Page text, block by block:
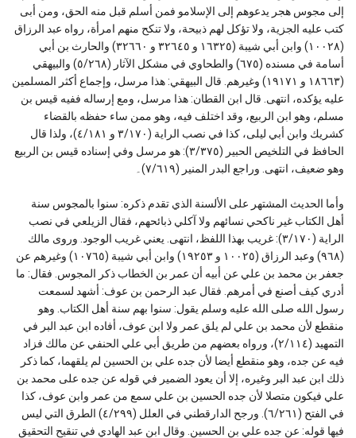
إلى مجوس هجر يدعوهم إلى الإسلامو فمن أسلم قبل منه الحق، ومن أبى
كتب عليه الجزية، ولا تؤكل لهم ذبيحة، ولا تنكح منهم امرأة، رواه عبد الرزاق
(١٠٠٢٨) وابن أبي شيبة (١٦٣٢٥ و ٣٢٦٤٥ و ٣٢٦٦٠) والحارث بن أبي
أسامة في مسنده (٦٧٥) والطحاوي في مشكل الآثار (٥/٢٦٨) والبيهقي
(١٨٦٦٣ و ١٩١٧١) وغيرهم. قال البيهقي: هذا مرسل، وإجماع أكثر المسلمين
عليه يؤكده، انتهى. قال ابن القطان: هذا مرسل، ومع إرساله ففيه قيس بن
مسلم، وهو ابن الربيع، وقد اختلف فيه، وهو ممن ساء حفظه بالقضاء
كشريك وابن أبي ليلى، كذا في نصب الراية (٣/١٧٠ و ٤/١٨١)، ولذا قال
الحافظ في التلخيص الحبير (٣/٣٧٥): هو مرسل وفي إسناده قيس بن الربيع
وهو ضعيف، انتهى. وراجع البدر المنير (٧/٦١٩)۔
وأما الحديث المشتهر على الألسنة الذي تقدم ذكره: سنوا بالمجوس سنة
أهل الكتاب غير ناكحي نسائهم ولا آكلي ذبائحهم، فقال الزيلعي في نصب
الراية (٣/١٧٠): غريب بهذا اللفظ، انتهى. يعني غريب الوجود. وروى مالك
(٩٦٨) وعبد الرزاق (١٠٠٢٥ و ١٩٢٥٣) وابن أبي شيبة (١٠٧٦٥) وغيرهم عن
جعفر بن محمد بن علي عن أبيه أن عمر بن الخطاب ذكر المجوس. فقال: ما
أدري كيف أصنع في أمرهم. فقال عبد الرحمن بن عوف: أشهد لسمعت
رسول الله صلى الله عليه وسلم يقول: سنوا بهم سنة أهل الكتاب. وهو
منقطع لأن محمد بن علي لم يلق عمر ولا ابن عوف، أفاده ابن عبد البر في
التمهيد (٢/١١٤)، ورواه بعضهم من طريق أبي علي الحنفي عن مالك فزاد
فيه عن جده، وهو منقطع أيضا لأن جده علي بن الحسين لم يلقهما، كما ذكر
ذلك ابن عبد البر وغيره، إلا أن يعود الضمير في قوله عن جده على محمد بن
علي فيكون متصلا لأن جده الحسين بن علي سمع من عمر وابن عوف، كذا
في الفتح (٦/٢٦١). ورجح الدارقطني في العلل (٤/٢٩٩) الطرق التي ليس
فيها قوله: عن جده علي بن الحسين. وقال ابن عبد الهادي في تنقيح التحقيق